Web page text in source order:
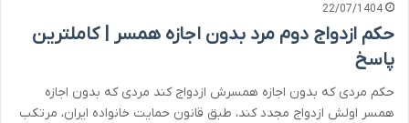
22/07/1404
حکم ازدواج دوم مرد بدون اجازه همسر | کاملترین
پاسخ
حکم مردی که بدون اجازه همسرش ازدواج کند مردی که بدون اجازه
همسر اولش ازدواج مجدد کند، طبق قانون حمایت خانواده ایران، مرتکب